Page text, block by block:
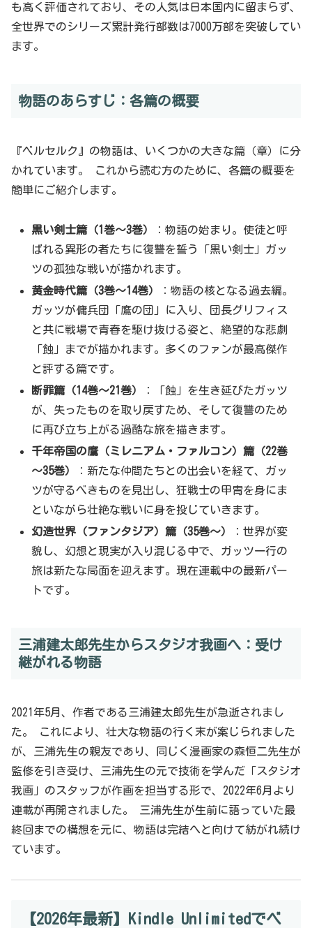
も高く評価されており、その人気は日本国内に留まらず、
全世界でのシリーズ累計発行部数は7000万部を突破してい
ます。
物語のあらすじ：各篇の概要
『ベルセルク』の物語は、いくつかの大きな篇（章）に分
かれています。 これから読む方のために、各篇の概要を
簡単にご紹介します。
黒い剣士篇（1巻～3巻）
：物語の始まり。使徒と呼
ばれる異形の者たちに復讐を誓う「黒い剣士」ガッ
ツの孤独な戦いが描かれます。
黄金時代篇（3巻～14巻）
：物語の核となる過去編。
ガッツが傭兵団「鷹の団」に入り、団長グリフィス
と共に戦場で青春を駆け抜ける姿と、絶望的な悲劇
「蝕」までが描かれます。多くのファンが最高傑作
と評する篇です。
断罪篇（14巻～21巻）
：「蝕」を生き延びたガッツ
が、失ったものを取り戻すため、そして復讐のため
に再び立ち上がる過酷な旅を描きます。
千年帝国の鷹（ミレニアム・ファルコン）篇（22巻
～35巻）
：新たな仲間たちとの出会いを経て、ガッ
ツが守るべきものを見出し、狂戦士の甲冑を身にま
といながら壮絶な戦いに身を投じていきます。
幻造世界（ファンタジア）篇（35巻～）
：世界が変
貌し、幻想と現実が入り混じる中で、ガッツ一行の
旅は新たな局面を迎えます。現在連載中の最新パー
トです。
三浦建太郎先生からスタジオ我画へ：受け
継がれる物語
2021年5月、作者である三浦建太郎先生が急逝されまし
た。 これにより、壮大な物語の行く末が案じられました
が、三浦先生の親友であり、同じく漫画家の森恒二先生が
監修を引き受け、三浦先生の元で技術を学んだ「スタジオ
我画」のスタッフが作画を担当する形で、2022年6月より
連載が再開されました。 三浦先生が生前に語っていた最
終回までの構想を元に、物語は完結へと向けて紡がれ続け
ています。
【2026年最新】Kindle Unlimitedでベ